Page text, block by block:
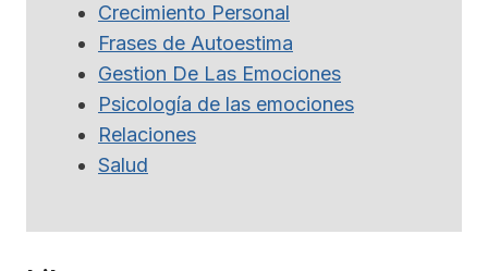
Crecimiento Personal
Frases de Autoestima
Gestion De Las Emociones
Psicología de las emociones
Relaciones
Salud